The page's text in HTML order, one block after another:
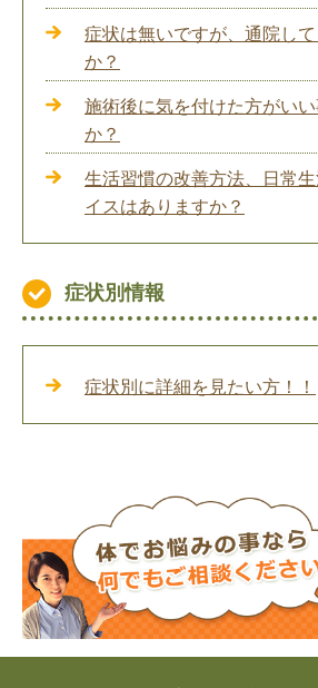
症状は無いですが、通院し
か？
施術後に気を付けた方がい
か？
生活習慣の改善方法、日常
イスはありますか？
症状別情報
症状別に詳細を見たい方！！